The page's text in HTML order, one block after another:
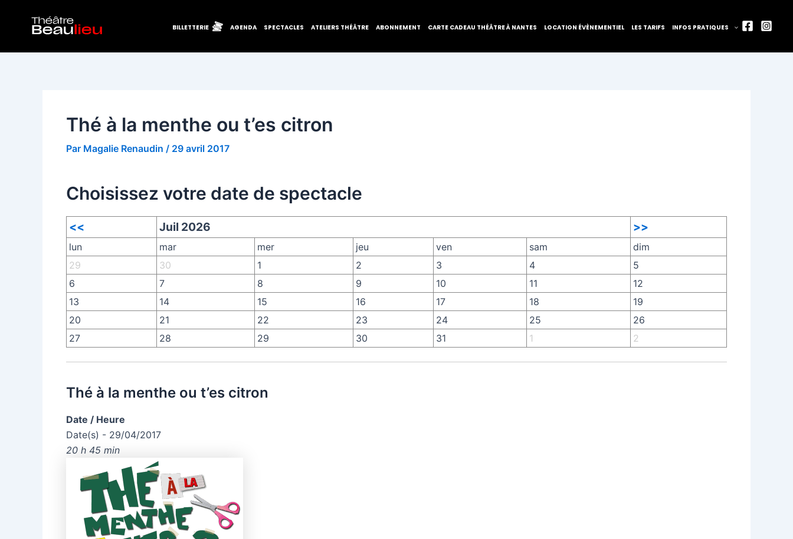
contenu
BILLETTERIE AGENDA SPECTACLES ATELIERS THÉÂTRE ABONNEMENT CARTE CADEAU THÉÂTRE À NANTES LOCATION ÉVÈNEMENTIEL LES TARIFS INFOS PRATIQUES
Thé à la menthe ou t’es citron
Par Magalie Renaudin / 29 avril 2017
Choisissez votre date de spectacle
<< Juil 2026 >>
lun mar mer jeu ven sam
dim
29
30 1 2 3 4
5
6
7 8 9 10 11
12
13
14 15 16 17 18
19
20
21 22 23 24 25
26
27
28 29 30 31 1 2
Thé à la menthe ou t’es citron
Date / Heure
Date(s) - 29/04/2017
20 h 45 min
des
articles